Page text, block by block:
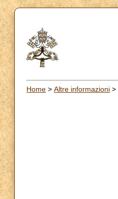
Home > Altre informazioni >